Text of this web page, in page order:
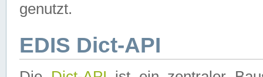
genutzt.
EDIS Dict-API